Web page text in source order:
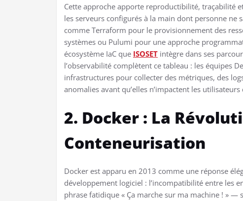
Cette approche apporte reproductibilité, traçabilité
les serveurs configurés à la main dont personne ne
comme Terraform pour le provisionnement des
systèmes ou Pulumi pour une approche
écosystème IaC que ISOSET intègre dans ses
l’observabilité complètent ce tableau : les équipes
infrastructures pour collecter des métriques, des
anomalies avant qu’elles n’impactent les
2. Docker : La
Conteneurisation
Docker est apparu en 2013 comme une réponse
développement logiciel : l’incompatibilité entre les
phrase fatidique « Ça marche sur ma machine ! » —